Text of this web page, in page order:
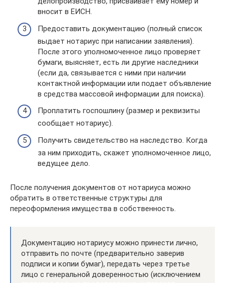
вносит в ЕИСН.
Предоставить документацию (полный список
выдает нотариус при написании заявления).
После этого уполномоченное лицо проверяет
бумаги, выясняет, есть ли другие наследники
(если да, связывается с ними при наличии
контактной информации или подает объявление
в средства массовой информации для поиска).
Проплатить госпошлину (размер и реквизиты
сообщает нотариус).
Получить свидетельство на наследство. Когда
за ним приходить, скажет уполномоченное лицо,
ведущее дело.
После получения документов от нотариуса можно
обратить в ответственные структуры для
переоформления имущества в собственность.
Документацию нотариусу можно принести лично,
отправить по почте (предварительно заверив
подписи и копии бумаг), передать через третье
лицо с генеральной доверенностью (исключением